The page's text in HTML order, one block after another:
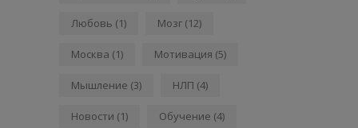
Любовь (1) Мозг (12)
Москва (1) Мотивация (5)
Мышление (3) НЛП (4)
Новости (1) Обучение (4)